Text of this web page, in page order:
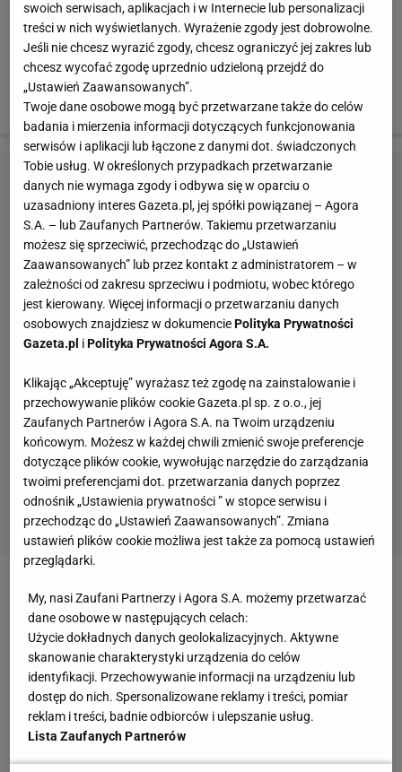
Cashemere Touch Wibo sprawia, że podkład ten
idealnie matuje skórę przez cały dzień. Preparat tworzy
delikatny film na twarzy, który dopasowuje się do
kolorytu skóry. Ponadto kosmetyk zawiera kolagen
morski, nawilżający i pielęgnujący skórę.
2 z 7
swoich serwisach, aplikacjach i w Internecie lub personalizacji
treści w nich wyświetlanych. Wyrażenie zgody jest dobrowolne.
Jeśli nie chcesz wyrazić zgody, chcesz ograniczyć jej zakres lub
chcesz wycofać zgodę uprzednio udzieloną przejdź do
„Ustawień Zaawansowanych”.
Twoje dane osobowe mogą być przetwarzane także do celów
badania i mierzenia informacji dotyczących funkcjonowania
serwisów i aplikacji lub łączone z danymi dot. świadczonych
Tobie usług. W określonych przypadkach przetwarzanie
danych nie wymaga zgody i odbywa się w oparciu o
uzasadniony interes Gazeta.pl, jej spółki powiązanej – Agora
S.A. – lub Zaufanych Partnerów. Takiemu przetwarzaniu
możesz się sprzeciwić, przechodząc do „Ustawień
Zaawansowanych” lub przez kontakt z administratorem – w
zależności od zakresu sprzeciwu i podmiotu, wobec którego
jest kierowany. Więcej informacji o przetwarzaniu danych
osobowych znajdziesz w dokumenciePolityka Prywatności
Gazeta.pl iPolityka Prywatności Agora S.A.
Klikając „Akceptuję” wyrażasz też zgodę na zainstalowanie i
przechowywanie plików cookie Gazeta.pl sp. z o.o., jej
Zaufanych Partnerów i Agora S.A. na Twoim urządzeniu
końcowym. Możesz w każdej chwili zmienić swoje preferencje
dotyczące plików cookie, wywołując narzędzie do zarządzania
twoimi preferencjami dot. przetwarzania danych poprzez
odnośnik „Ustawienia prywatności ” w stopce serwisu i
przechodząc do „Ustawień Zaawansowanych”. Zmiana
ustawień plików cookie możliwa jest także za pomocą ustawień
przeglądarki.
My, nasi Zaufani Partnerzy i Agora S.A. możemy przetwarzać
dane osobowe w następujących celach:
Użycie dokładnych danych geolokalizacyjnych. Aktywne
skanowanie charakterystyki urządzenia do celów
identyfikacji. Przechowywanie informacji na urządzeniu lub
dostęp do nich. Spersonalizowane reklamy i treści, pomiar
reklam i treści, badnie odbiorców i ulepszanie usług.
Lista Zaufanych Partnerów